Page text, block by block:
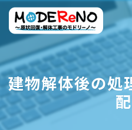
建物解体後の処